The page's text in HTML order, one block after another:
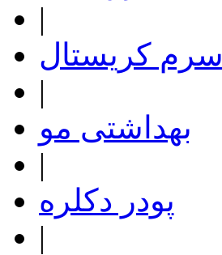
|
سرم کریستال
|
بهداشتی مو
|
پودر دکلره
|